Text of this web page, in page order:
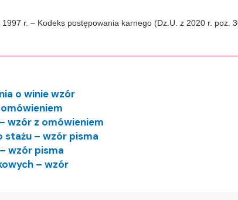
r. – Kodeks postępowania karnego (Dz.U. z 2020 r. poz.
o winie wzór
wzór z omówieniem
stażu – wzór pisma
wzór pisma
– wzór